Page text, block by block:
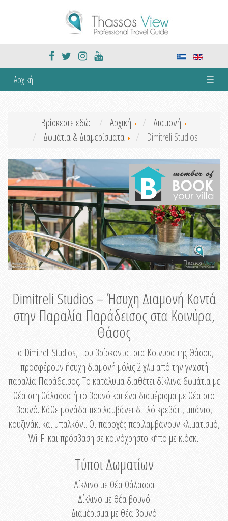
Αρχική ☰
Βρίσκεστε εδώ: Αρχική
Διαμονή
Δωμάτια & Διαμερίσματα
Dimitreli Studios
Dimitreli Studios – Ήσυχη Διαμονή Κοντά
στην Παραλία Παράδεισος στα Κοινύρα,
Θάσος
Τα Dimitreli Studios, που βρίσκονται στα Κοινυρα της Θάσου,
προσφέρουν ήσυχη διαμονή μόλις 2 χλμ από την γνωστή
παραλία Παράδεισος. Το κατάλυμα διαθέτει δίκλινα δωμάτια με
θέα στη θάλασσα ή το βουνό και ένα διαμέρισμα με θέα στο
βουνό. Κάθε μονάδα περιλαμβάνει διπλό κρεβάτι, μπάνιο,
κουζινάκι και μπαλκόνι. Οι παροχές περιλαμβάνουν κλιματισμό,
Wi-Fi και πρόσβαση σε κοινόχρηστο κήπο με κιόσκι.
Τύποι Δωματίων
Δίκλινο με θέα θάλασσα
Δίκλινο με θέα βουνό
Διαμέρισμα με θέα βουνό